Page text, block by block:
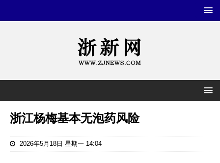
浙江杨梅基本无泡药风险
2026年5月18日 星期一 14:04